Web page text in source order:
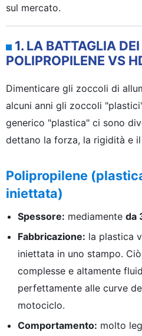
sul mercato.
1. LA BATTAGLIA
POLIPROPILENE VS
Dimenticare gli zoccoli di
alcuni anni gli zoccoli
generico "plastica" ci sono
dettano la forza, la rigidità e
Polipropilene
iniettata)
Spessore: mediamente da
Fabbricazione: la plastica
iniettata in uno stampo.
complesse e altamente
perfettamente alle curve
motociclo.
Comportamento: molto